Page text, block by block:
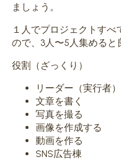
ましょう。
１人でプロジェクトす
ので、3人〜5人集めると
役割（ざっくり）
リーダー（実行者）
文章を書く
写真を撮る
画像を作成する
動画を作る
SNS広告棟